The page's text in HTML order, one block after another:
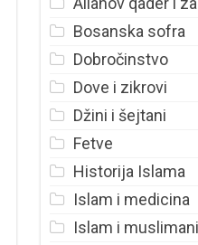
Bosanska sofra
Dobročinstvo
Dove i zikrovi
Džini i šejtani
Fetve
Historija Islama
Islam i medicina
Islam i muslimani